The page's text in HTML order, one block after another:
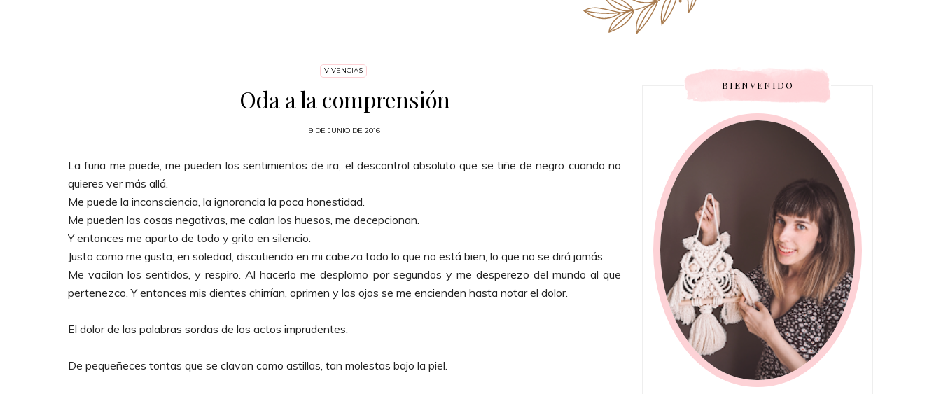
VIVENCIAS
Oda a la comprensión
9 DE JUNIO DE 2016
La furia me puede, me pueden los sentimientos de ira, el descontrol absoluto que se tiñe de negro cuando no
quieres ver más allá.
Me puede la inconsciencia, la ignorancia la poca honestidad.
Me pueden las cosas negativas, me calan los huesos, me decepcionan.
Y entonces me aparto de todo y grito en silencio.
Justo como me gusta, en soledad, discutiendo en mi cabeza todo lo que no está bien, lo que no se dirá jamás.
Me vacilan los sentidos, y respiro. Al hacerlo me desplomo por segundos y me desperezo del mundo al que
pertenezco. Y entonces mis dientes chirrían, oprimen y los ojos se me encienden hasta notar el dolor.
El dolor de las palabras sordas de los actos imprudentes.
De pequeñeces tontas que se clavan como astillas, tan molestas bajo la piel.
BIENVENIDO